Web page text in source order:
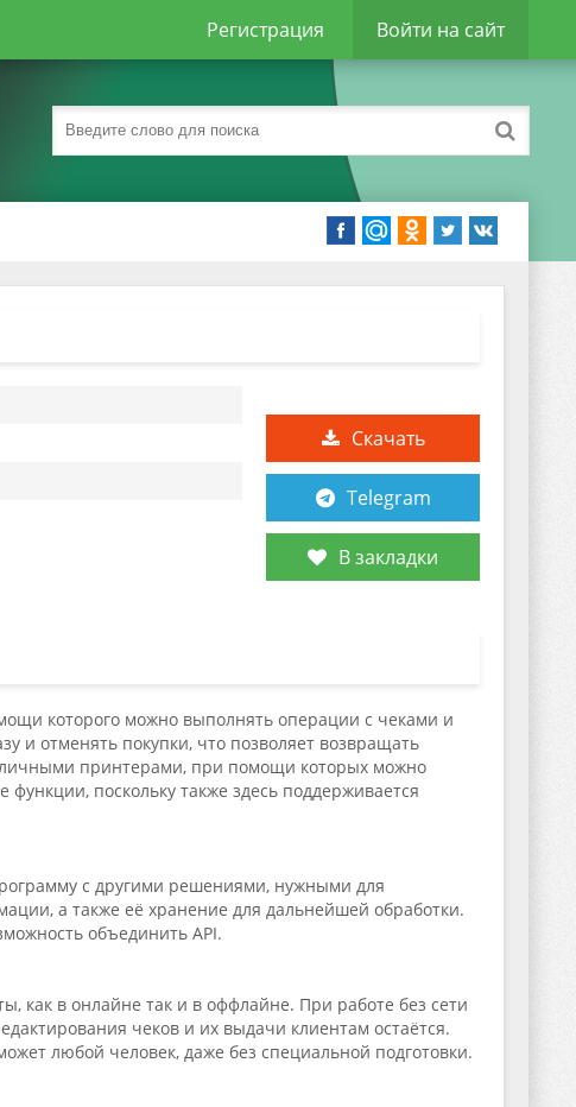
Регистрация Войти на сайт
Скачать
Telegram
В закладки
которого можно выполнять операции с чеками и
и отменять покупки, что позволяет возвращать
принтерами, при помощи которых можно
поскольку также здесь поддерживается
с другими решениями, нужными для
а также её хранение для дальнейшей обработки.
объединить API.
как в онлайне так и в оффлайне. При работе без сети
чеков и их выдачи клиентам остаётся.
любой человек, даже без специальной подготовки.